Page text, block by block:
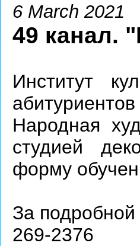
6 March 2021
49 канал.
Институт
Народная
студией
форму
За
269-2376